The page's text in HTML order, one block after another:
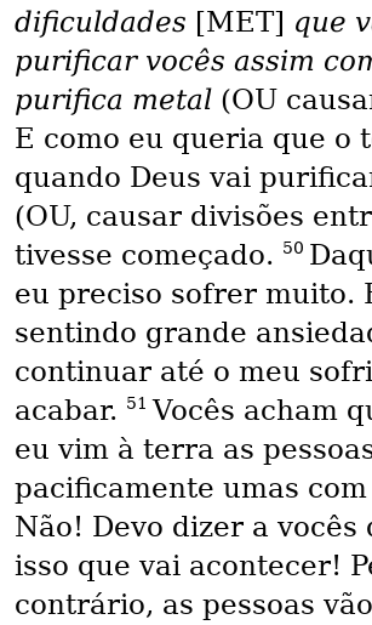
dificuldades [MET] que
purificar vocês assim
purifica metal (OU
E como eu queria que o
quando Deus vai
(OU, causar divisões
tivesse começado. 50
eu preciso sofrer muito.
sentindo grande
continuar até o meu
acabar. 51Vocês acham
eu vim à terra as
pacificamente umas
Não! Devo dizer a vocês
isso que vai acontecer!
contrário, as pessoas